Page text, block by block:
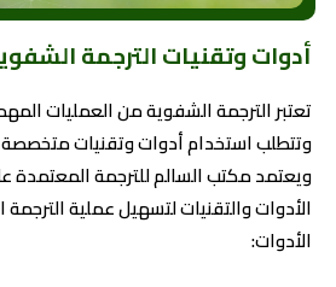
أدوات وتقنيات الترجمة
تعتبر الترجمة الشفوية من العمليات
وتتطلب استخدام أدوات وتقنيات متخصصة
ويعتمد مكتب السالم للترجمة المعتمدة
الأدوات والتقنيات لتسهيل عملية
الأدوات: